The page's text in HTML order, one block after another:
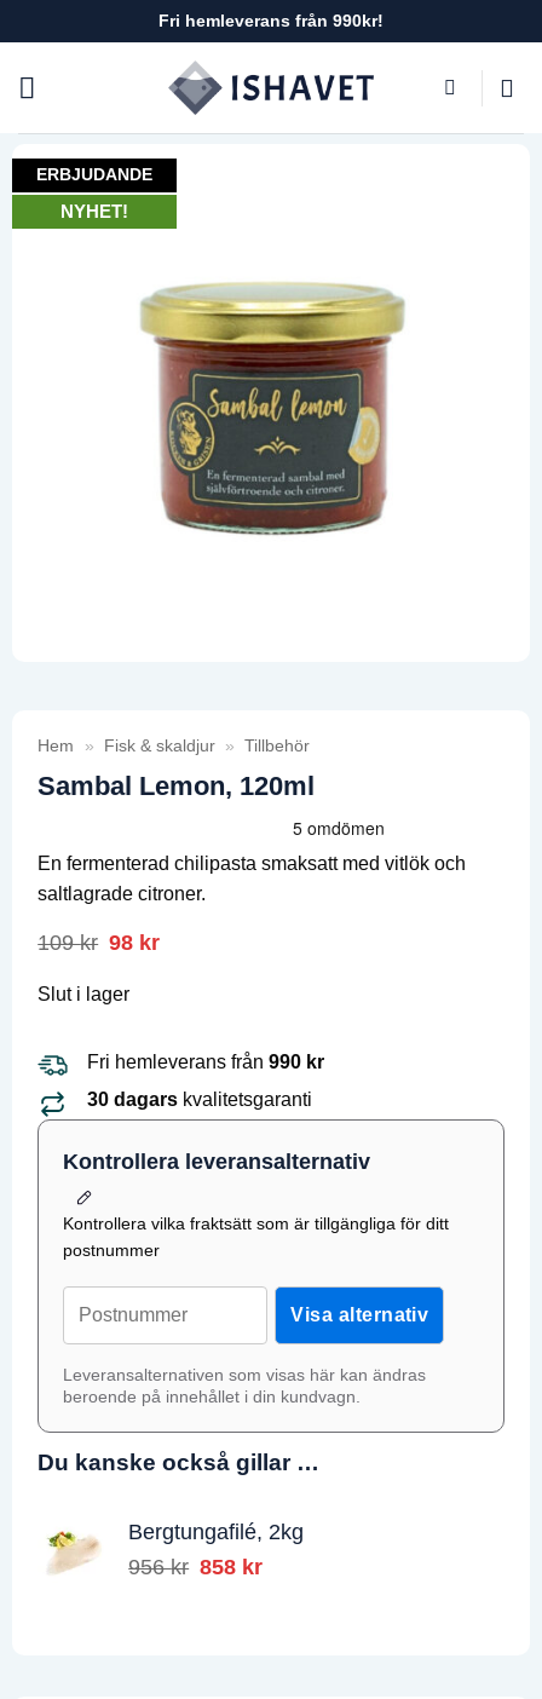
to
content
Fri hemleverans från 990kr!
ERBJUDANDE
NYHET!
Hem » Fisk & skaldjur » Tillbehör
Sambal Lemon, 120ml
En fermenterad chilipasta smaksatt med vitlök och
saltlagrade citroner.
109kr Det
var:
98 krDet
Slut i lager
Fri hemleverans från990 kr
30 dagars kvalitetsgaranti
Kontrollera leveransalternativ
Kontrollera vilka fraktsätt som är tillgängliga för ditt
postnummer
Visa alternativ
Leveransalternativen som visas här kan ändras
beroende på innehållet i din kundvagn.
Du kanske också gillar …
Bergtungafilé, 2kg
956kr Det
858 krDet